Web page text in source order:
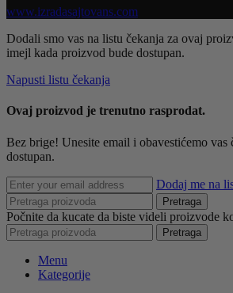
www.izradasajtovans.com
Dodali smo vas na listu čekanja za ovaj
imejl kada proizvod bude dostupan.
Napusti listu čekanja
Ovaj proizvod je trenutno rasprodat.
Bez brige! Unesite email i obavestićemo vas
dostupan.
Dodaj me na
Pretraga
Počnite da kucate da biste videli proizvode
Pretraga
Menu
Kategorije